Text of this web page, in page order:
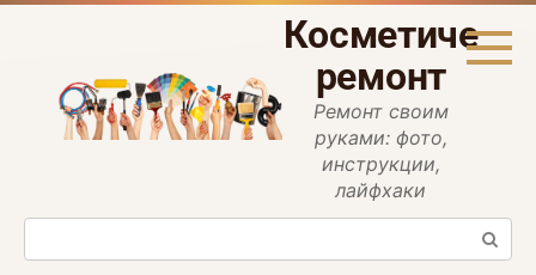
Перейти
ремонт
Ремонт своим
руками: фото,
инструкции,
лайфхаки
Поиск: